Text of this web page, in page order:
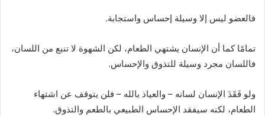
فالعضو ليس إلا وسيلة إحساس واستجابة.
تمامًا كما أن الإنسان يشتهي الطعام، لكن الشهوة لا تنبع من اللسان،
فاللسان مجرد وسيلة للتذوق والإحساس.
ولو فَقَدَ الإنسان لسانه – والعياذ بالله – فلن يتوقف عن اشتهاء
الطعام، لكنه سيفقد الإحساس الطبيعي بالطعم والتذوق.